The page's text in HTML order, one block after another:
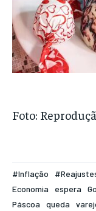
Foto:
#Inflação
Economia
espera
Páscoa
queda